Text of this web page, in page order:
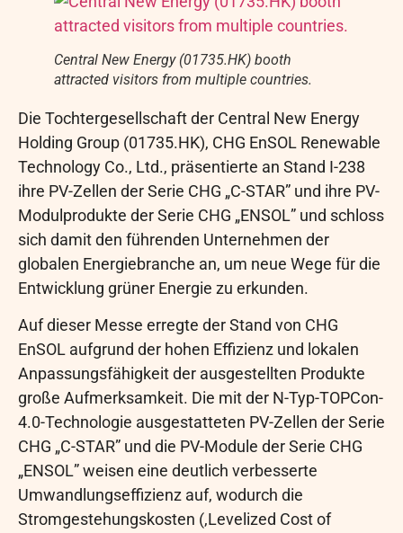
Central New Energy (01735.HK) booth
attracted visitors from multiple countries.
Die Tochtergesellschaft der Central New Energy
Holding Group (01735.HK), CHG EnSOL Renewable
Technology Co., Ltd., präsentierte an Stand I-238
ihre PV-Zellen der Serie CHG „C-STAR” und ihre PV-
Modulprodukte der Serie CHG „ENSOL” und schloss
sich damit den führenden Unternehmen der
globalen Energiebranche an, um neue Wege für die
Entwicklung grüner Energie zu erkunden.
Auf dieser Messe erregte der Stand von CHG
EnSOL aufgrund der hohen Effizienz und lokalen
Anpassungsfähigkeit der ausgestellten Produkte
große Aufmerksamkeit. Die mit der N-Typ-TOPCon-
4.0-Technologie ausgestatteten PV-Zellen der Serie
CHG „C-STAR” und die PV-Module der Serie CHG
„ENSOL” weisen eine deutlich verbesserte
Umwandlungseffizienz auf, wodurch die
Stromgestehungskosten (‚Levelized Cost of